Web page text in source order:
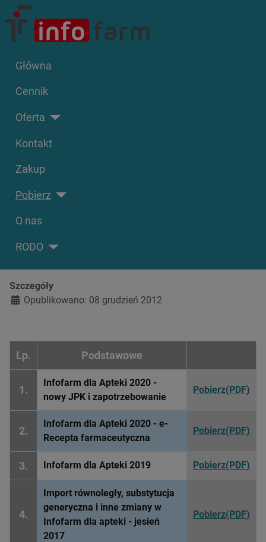
Główna
Cennik
Oferta
Kontakt
Zakup
Pobierz
O nas
RODO
Szczegóły
Opublikowano: 08 grudzień 2012
Lp. Podstawowe
1.
Infofarm dla Apteki 2020 -
nowy JPK i zapotrzebowanie
Pobierz(PDF)
2.
Infofarm dla Apteki 2020 - e-
Recepta farmaceutyczna
Pobierz(PDF)
3. Infofarm dla Apteki 2019 Pobierz(PDF)
4.
Import równoległy, substytucja
generyczna i inne zmiany w
Infofarm dla apteki - jesień
2017
Pobierz(PDF)